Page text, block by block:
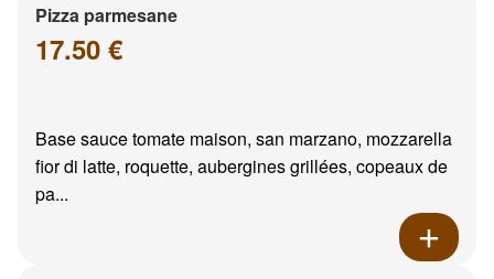
Pizza parmesane
17.50 €
Base sauce tomate maison, san marzano, mozzarella
fior di latte, roquette, aubergines grillées, copeaux de
pa...